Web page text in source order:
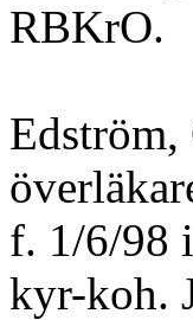
RBKrO.
f. 1/6/98
kyr-koh.